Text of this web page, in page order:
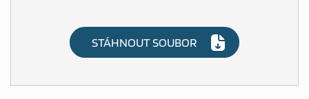
STÁHNOUT SOUBOR